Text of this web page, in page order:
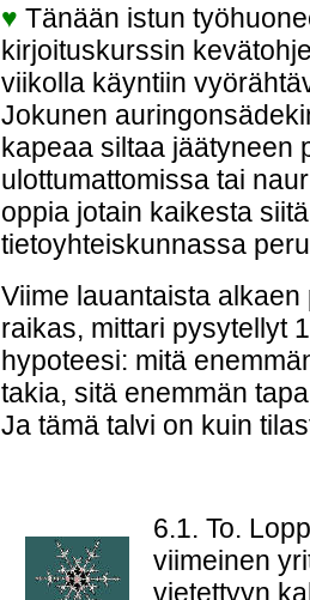
♥ Tänään istun
kirjoituskurssin
viikolla käyntiin
Jokunen
kapeaa siltaa jäätyneen
ulottumattomissa tai
oppia jotain kaikesta
tietoyhteiskunnassa
Viime lauantaista
raikas, mittari pysytellyt
hypoteesi: mitä
takia, sitä enemmän
Ja tämä talvi on kuin
6.1. To.
viimeinen
vietettyyn